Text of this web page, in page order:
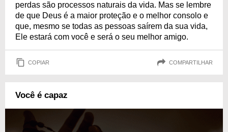
perdas são processos naturais da vida. Mas se lembre
de que Deus é a maior proteção e o melhor consolo e
que, mesmo se todas as pessoas saírem da sua vida,
Ele estará com você e será o seu melhor amigo.
COPIAR COMPARTILHAR
Você é capaz